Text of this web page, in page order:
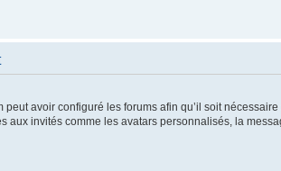
avoir configuré les forums afin qu’il soit
invités comme les avatars personnalisés, la